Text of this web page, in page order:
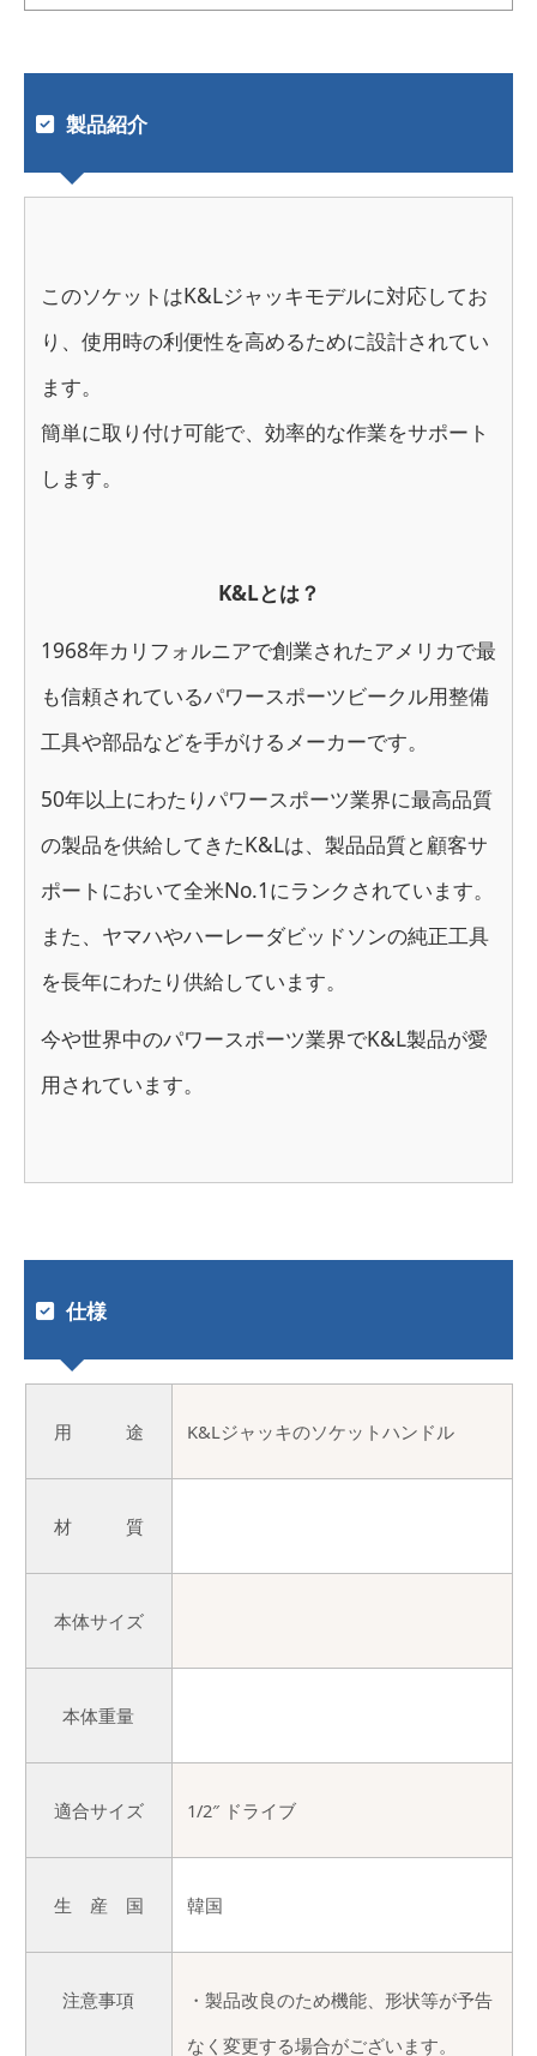
製品紹介
このソケットはK&Lジャッキモデルに対応してお
り、使用時の利便性を高めるために設計されてい
ます。
簡単に取り付け可能で、効率的な作業をサポート
します。
K&Lとは？
1968年カリフォルニアで創業されたアメリカで最
も信頼されているパワースポーツビークル用整備
工具や部品などを手がけるメーカーです。
50年以上にわたりパワースポーツ業界に最高品質
の製品を供給してきたK&Lは、製品品質と顧客サ
ポートにおいて全米No.1にランクされています。
また、ヤマハやハーレーダビッドソンの純正工具
を長年にわたり供給しています。
今や世界中のパワースポーツ業界でK&L製品が愛
用されています。
仕様
用 途 K&Lジャッキのソケットハンドル
材 質
本体サイズ
本体重量
適合サイズ 1/2″ ドライブ
生 産 国 韓国
注意事項
・製品改良のため機能、形状等が予告
なく変更する場合がございます。